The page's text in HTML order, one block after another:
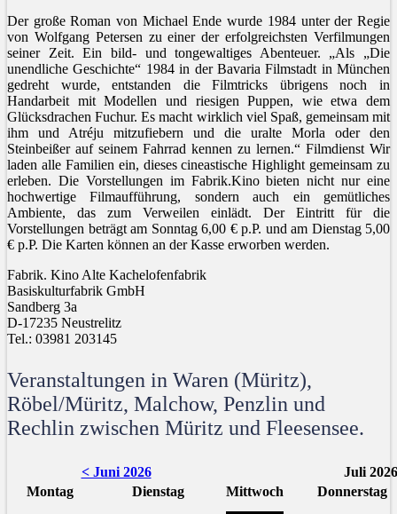
Der große Roman von Michael Ende wurde 1984 unter der Regie
von Wolfgang Petersen zu einer der erfolgreichsten Verfilmungen
seiner Zeit. Ein bild- und tongewaltiges Abenteuer. „Als „Die
unendliche Geschichte“ 1984 in der Bavaria Filmstadt in München
gedreht wurde, entstanden die Filmtricks übrigens noch in
Handarbeit mit Modellen und riesigen Puppen, wie etwa dem
Glücksdrachen Fuchur. Es macht wirklich viel Spaß, gemeinsam mit
ihm und Atréju mitzufiebern und die uralte Morla oder den
Steinbeißer auf seinem Fahrrad kennen zu lernen.“ Filmdienst Wir
laden alle Familien ein, dieses cineastische Highlight gemeinsam zu
erleben. Die Vorstellungen im Fabrik.Kino bieten nicht nur eine
hochwertige Filmaufführung, sondern auch ein gemütliches
Ambiente, das zum Verweilen einlädt. Der Eintritt für die
Vorstellungen beträgt am Sonntag 6,00 € p.P. und am Dienstag 5,00
€ p.P. Die Karten können an der Kasse erworben werden.
Fabrik. Kino Alte Kachelofenfabrik
Basiskulturfabrik GmbH
Sandberg 3a
D-17235 Neustrelitz
Tel.: 03981 203145
Veranstaltungen in Waren (Müritz),
Röbel/Müritz, Malchow, Penzlin und
Rechlin zwischen Müritz und Fleesensee.
< Juni 2026
Juli 2026
Montag
Dienstag Mittwoch
Donnerstag